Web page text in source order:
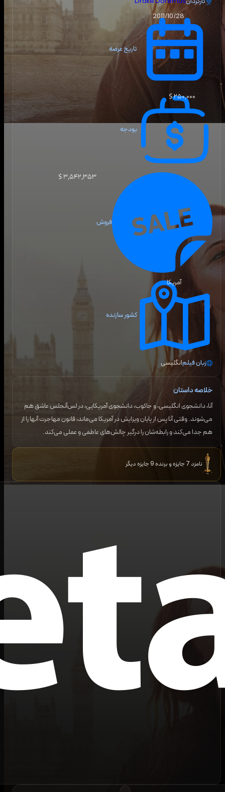
تاریخ عرضه
2011/10/28
بودجه
۲۵۰٬۰۰۰ $
فروش
۳٬۵۴۲٬۳۵۳ $
کشور سازنده
آمریکا
زبان فیلمانگلیسی
خلاصه داستان
آنا، دانشجوی انگلیسی، و جاکوب، دانشجوی آمریکایی، در لس‌آنجلس عاشق هم
می‌شوند. وقتی آنا پس از پایان ویزایش در آمریکا می‌ماند، قانون مهاجرت آنها را از
هم جدا می‌کند و رابطه‌شان را درگیر چالش‌های عاطفی و عملی می‌کند.
نامزد 7 جایزه و برنده 9 جایزه دیگر